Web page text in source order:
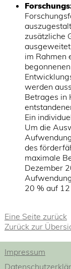
zusätzliche
im Rahmen
werden
Betrages in
Ein
Um die
des
maximale
Dezember
20 % auf
Eine Seite zurück
Zurück zur
Impressum